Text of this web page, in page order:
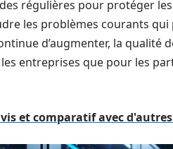
régulières pour protéger
les problèmes courants qui
d’augmenter, la qualité
entreprises que pour les
et comparatif avec